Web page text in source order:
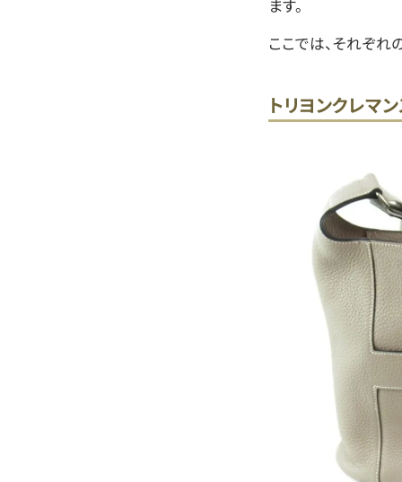
ます。
ここでは、それぞれ
トリヨンクレマ